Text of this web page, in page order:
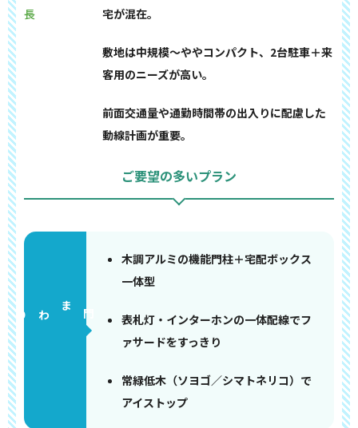
長
宅が混在。
敷地は中規模〜ややコンパクト、2台駐車＋来
客用のニーズが高い。
前面交通量や通勤時間帯の出入りに配慮した
動線計画が重要。
ご要望の多いプラン
門まわり
木調アルミの機能門柱＋宅配ボックス
一体型
表札灯・インターホンの一体配線でフ
ァサードをすっきり
常緑低木（ソヨゴ／シマトネリコ）で
アイストップ